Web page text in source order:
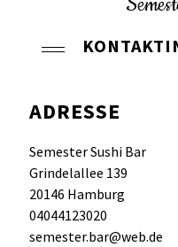
ADRESSE
Semester Sushi Bar
Grindelallee 139
20146 Hamburg
04044123020
semester.bar@web.de